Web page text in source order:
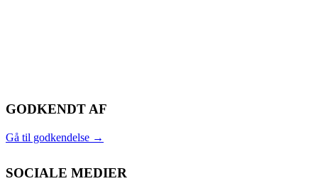
GODKENDT AF
Gå til godkendelse →
SOCIALE MEDIER